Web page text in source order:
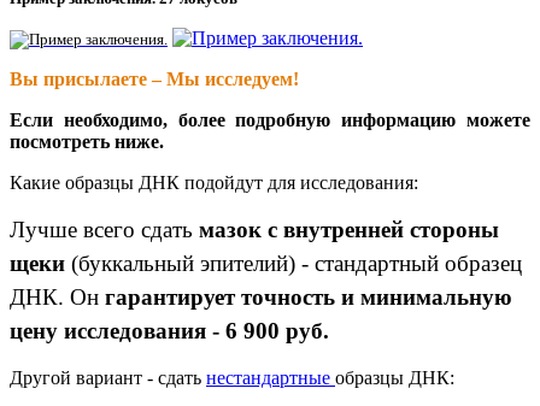
Вы присылаете – Мы исследуем!
Если необходимо, более подробную информацию можете
посмотреть ниже.
Какие образцы ДНК подойдут для исследования:
Лучше всего сдать мазок с внутренней стороны
щеки (буккальный эпителий) - стандартный образец
ДНК. Он гарантирует точность и минимальную
цену исследования - 6 900 руб.
Другой вариант - сдать нестандартные образцы ДНК: